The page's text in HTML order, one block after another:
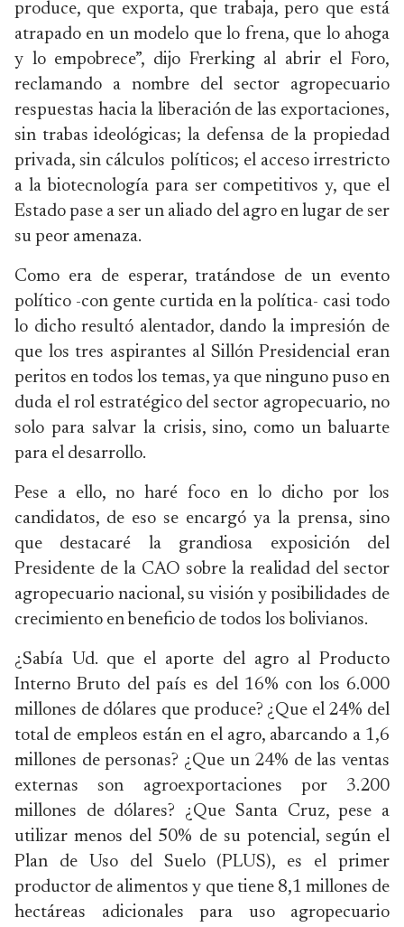
produce, que exporta, que trabaja, pero que está
atrapado en un modelo que lo frena, que lo ahoga
y lo empobrece”, dijo Frerking al abrir el Foro,
reclamando a nombre del sector agropecuario
respuestas hacia la liberación de las exportaciones,
sin trabas ideológicas; la defensa de la propiedad
privada, sin cálculos políticos; el acceso irrestricto
a la biotecnología para ser competitivos y, que el
Estado pase a ser un aliado del agro en lugar de ser
su peor amenaza.
Como era de esperar, tratándose de un evento
político -con gente curtida en la política- casi todo
lo dicho resultó alentador, dando la impresión de
que los tres aspirantes al Sillón Presidencial eran
peritos en todos los temas, ya que ninguno puso en
duda el rol estratégico del sector agropecuario, no
solo para salvar la crisis, sino, como un baluarte
para el desarrollo.
Pese a ello, no haré foco en lo dicho por los
candidatos, de eso se encargó ya la prensa, sino
que destacaré la grandiosa exposición del
Presidente de la CAO sobre la realidad del sector
agropecuario nacional, su visión y posibilidades de
crecimiento en beneficio de todos los bolivianos.
¿Sabía Ud. que el aporte del agro al Producto
Interno Bruto del país es del 16% con los 6.000
millones de dólares que produce? ¿Que el 24% del
total de empleos están en el agro, abarcando a 1,6
millones de personas? ¿Que un 24% de las ventas
externas son agroexportaciones por 3.200
millones de dólares? ¿Que Santa Cruz, pese a
utilizar menos del 50% de su potencial, según el
Plan de Uso del Suelo (PLUS), es el primer
productor de alimentos y que tiene 8,1 millones de
hectáreas adicionales para uso agropecuario